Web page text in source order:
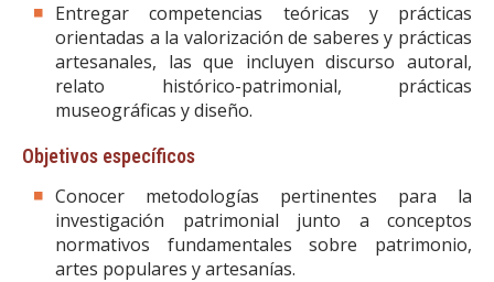
Entregar competencias teóricas y prácticas
orientadas a la valorización de saberes y prácticas
artesanales, las que incluyen discurso autoral,
relato histórico-patrimonial, prácticas
museográficas y diseño.
Objetivos específicos
Conocer metodologías pertinentes para la
investigación patrimonial junto a conceptos
normativos fundamentales sobre patrimonio,
artes populares y artesanías.